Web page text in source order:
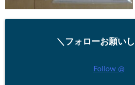
＼フォローお願い
Follow @